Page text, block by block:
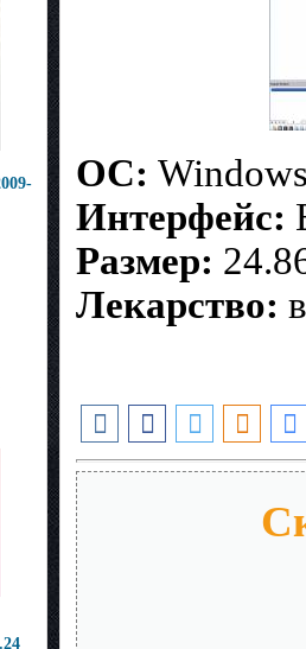
ОС:
Интерфейс:
Размер:
Лекарство: